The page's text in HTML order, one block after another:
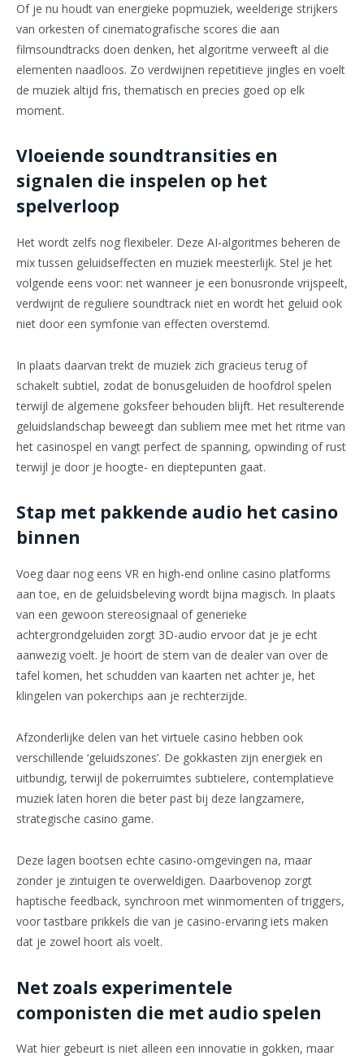
Of je nu houdt van energieke popmuziek, weelderige strijkers
van orkesten of cinematografische scores die aan
filmsoundtracks doen denken, het algoritme verweeft al die
elementen naadloos. Zo verdwijnen repetitieve jingles en voelt
de muziek altijd fris, thematisch en precies goed op elk
moment.
Vloeiende soundtransities en
signalen die inspelen op het
spelverloop
Het wordt zelfs nog flexibeler. Deze AI-algoritmes beheren de
mix tussen geluidseffecten en muziek meesterlijk. Stel je het
volgende eens voor: net wanneer je een bonusronde vrijspeelt,
verdwijnt de reguliere soundtrack niet en wordt het geluid ook
niet door een symfonie van effecten overstemd.
In plaats daarvan trekt de muziek zich gracieus terug of
schakelt subtiel, zodat de bonusgeluiden de hoofdrol spelen
terwijl de algemene goksfeer behouden blijft. Het resulterende
geluidslandschap beweegt dan subliem mee met het ritme van
het casinospel en vangt perfect de spanning, opwinding of rust
terwijl je door je hoogte- en dieptepunten gaat.
Stap met pakkende audio het casino
binnen
Voeg daar nog eens VR en high-end online casino platforms
aan toe, en de geluidsbeleving wordt bijna magisch. In plaats
van een gewoon stereosignaal of generieke
achtergrondgeluiden zorgt 3D-audio ervoor dat je je echt
aanwezig voelt. Je hoort de stem van de dealer van over de
tafel komen, het schudden van kaarten net achter je, het
klingelen van pokerchips aan je rechterzijde.
Afzonderlijke delen van het virtuele casino hebben ook
verschillende ‘geluidszones’. De gokkasten zijn energiek en
uitbundig, terwijl de pokerruimtes subtielere, contemplatieve
muziek laten horen die beter past bij deze langzamere,
strategische casino game.
Deze lagen bootsen echte casino-omgevingen na, maar
zonder je zintuigen te overweldigen. Daarbovenop zorgt
haptische feedback, synchroon met winmomenten of triggers,
voor tastbare prikkels die van je casino-ervaring iets maken
dat je zowel hoort als voelt.
Net zoals experimentele
componisten die met audio spelen
Wat hier gebeurt is niet alleen een innovatie in gokken, maar